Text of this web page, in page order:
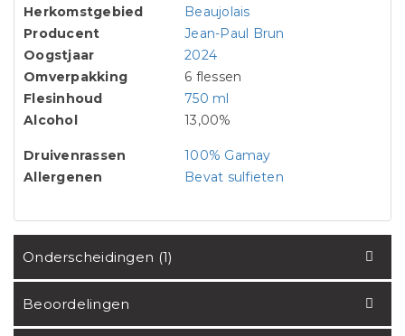
Herkomstgebied
Beaujolais
Producent
Jean-Paul Brun
Oogstjaar
2024
Omverpakking
6 flessen
Flesinhoud
750 ml
Alcohol
13,00%
Druivenrassen
100% Gamay
Allergenen
Bevat sulfieten
Onderscheidingen (1)
Beoordelingen